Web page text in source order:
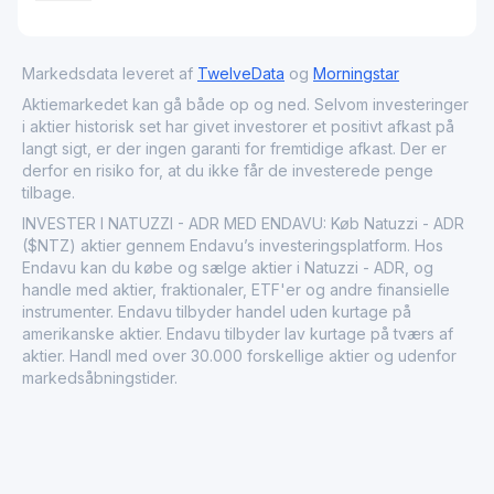
Markedsdata leveret af TwelveData og Morningstar
Aktiemarkedet kan gå både op og ned. Selvom investeringer
i aktier historisk set har givet investorer et positivt afkast på
langt sigt, er der ingen garanti for fremtidige afkast. Der er
derfor en risiko for, at du ikke får de investerede penge
tilbage.
INVESTER I NATUZZI - ADR MED ENDAVU: Køb Natuzzi - ADR
($NTZ) aktier gennem Endavu’s investeringsplatform. Hos
Endavu kan du købe og sælge aktier i Natuzzi - ADR, og
handle med aktier, fraktionaler, ETF'er og andre finansielle
instrumenter. Endavu tilbyder handel uden kurtage på
amerikanske aktier. Endavu tilbyder lav kurtage på tværs af
aktier. Handl med over 30.000 forskellige aktier og udenfor
markedsåbningstider.